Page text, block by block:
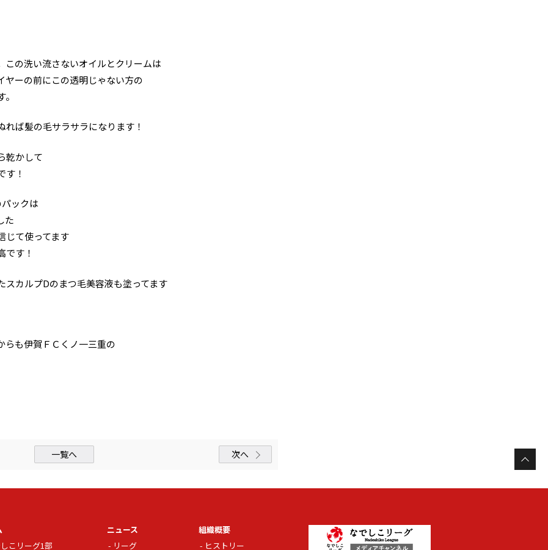
の洗い流さないオイルとクリームは
ヤーの前にこの透明じゃない方の
ば髪の毛サラサラになります！
乾かして
す！
ックは
た
じて使ってます
です！
スカルプDのまつ毛美容液も塗ってます
らも伊賀ＦＣくノ一三重の
一覧へ 次へ
こリーグ1部
ニュース
リーグ
組織概要
ヒストリー